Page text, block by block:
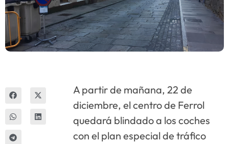
A partir de mañana, 22 de
diciembre, el centro de Ferrol
quedará blindado a los coches
con el plan especial de tráfico